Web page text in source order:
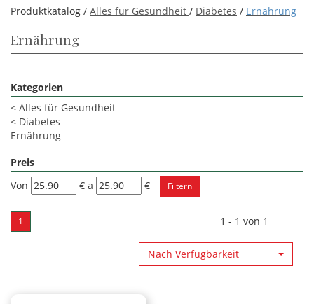
Produktkatalog / Alles für Gesundheit / Diabetes / Ernährung
Ernährung
Kategorien
< Alles für Gesundheit
< Diabetes
Ernährung
Preis
filtra
Von € filtra
a €
1 1 - 1 von 1
Nach Verfügbarkeit